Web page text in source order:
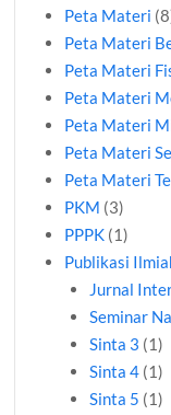
Peta Materi
Peta Materi
Peta Materi
Peta Materi
Peta Materi
Peta Materi
Peta Materi
PKM (3)
PPPK (1)
Publikasi
Jurnal
Seminar
Sinta 3 (1)
Sinta 4(1)
Sinta 5 (1)